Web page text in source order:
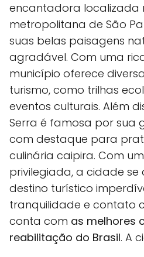
encantadora localizada
metropolitana de São
suas belas paisagens
agradável. Com uma
município oferece
turismo, como trilhas
eventos culturais. Além
Serra é famosa por sua
com destaque para
culinária caipira. Com
privilegiada, a cidade
destino turístico
tranquilidade e contato
conta com as melhores
reabilitação do Brasil. A